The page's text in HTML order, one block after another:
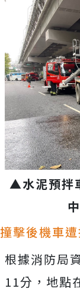
▲水泥預拌
撞擊後機車
根據消防局
11分，地點